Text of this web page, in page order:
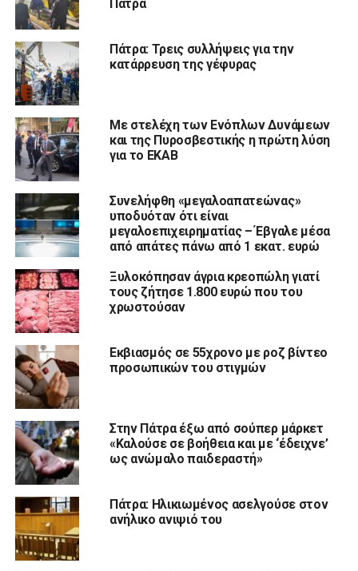
Πάτρα
Πάτρα: Τρεις συλλήψεις για την
κατάρρευση της γέφυρας
Με στελέχη των Ενόπλων Δυνάμεων
και της Πυροσβεστικής η πρώτη λύση
για το ΕΚΑΒ
Συνελήφθη «μεγαλοαπατεώνας»
υποδυόταν ότι είναι
μεγαλοεπιχειρηματίας – Έβγαλε μέσα
από απάτες πάνω από 1 εκατ. ευρώ
Ξυλοκόπησαν άγρια κρεοπώλη γιατί
τους ζήτησε 1.800 ευρώ που του
χρωστούσαν
Εκβιασμός σε 55χρονο με ροζ βίντεο
προσωπικών του στιγμών
Στην Πάτρα έξω από σούπερ μάρκετ
«Καλούσε σε βοήθεια και με ‘έδειχνε’
ως ανώμαλο παιδεραστή»
Πάτρα: Ηλικιωμένος ασελγούσε στον
ανήλικο ανιψιό του